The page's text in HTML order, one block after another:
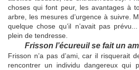
choses qui font peur, les avantages à
arbre, les mesures d’urgence à suivre.
quelque chose qu’il n’avait pas
plein de tendresse.
Frisson l’écureuil se fait un
Frisson n’a pas d’ami, car il risquerait
rencontrer un individu dangereux qui